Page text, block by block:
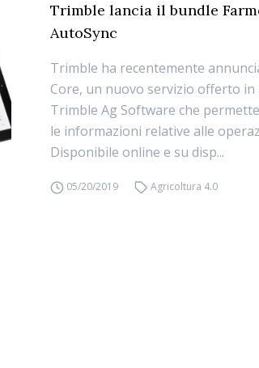
Trimble lancia il bundle
AutoSync
Trimble ha recentemente
Core, un nuovo servizio offerto
Trimble Ag Software che
le informazioni relative alle
Disponibile online e su disp...
05/20/2019 Agricoltura 4.0